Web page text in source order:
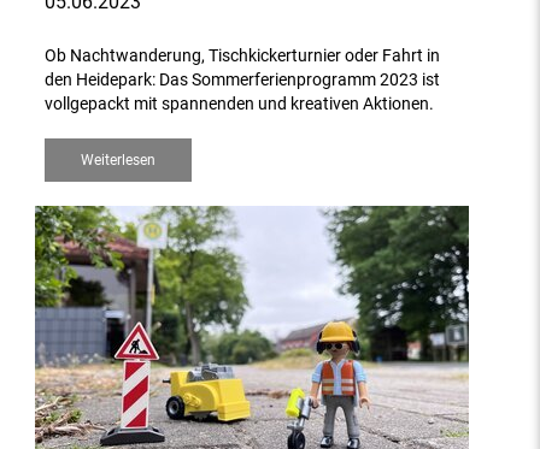
Ob Nachtwanderung, Tischkickerturnier oder Fahrt in
den Heidepark: Das Sommerferienprogramm 2023 ist
vollgepackt mit spannenden und kreativen Aktionen.
Weiterlesen